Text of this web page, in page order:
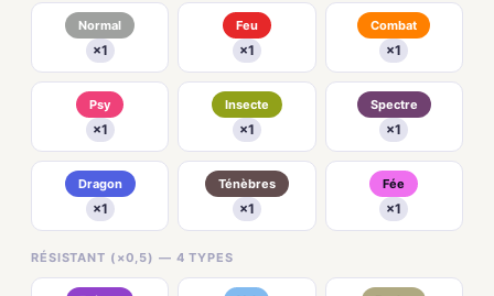
Normal
×1
Feu
×1
Combat
×1
Psy
×1
Insecte
×1
Spectre
×1
Dragon
×1
Ténèbres
×1
Fée
×1
RÉSISTANT (×0,5) — 4 TYPES